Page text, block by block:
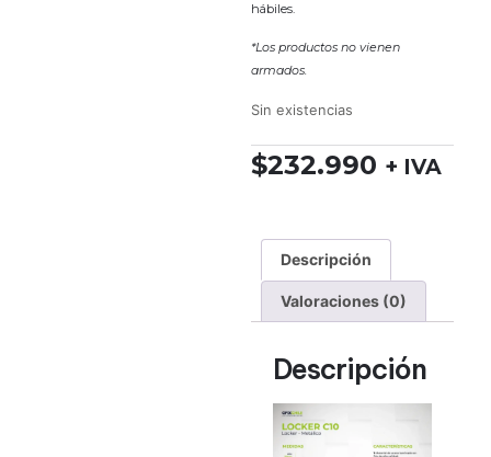
hábiles.
*Los productos no vienen
armados.
Sin existencias
$232.990 + IVA
Descripción
Valoraciones (0)
Descripción